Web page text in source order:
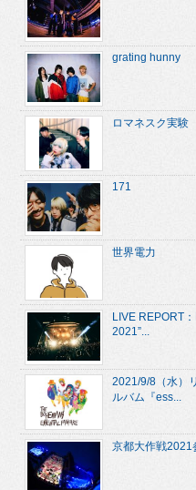
grating hunny
ロマネスク実験
171
世界電力
LIVE REPORT
2021”...
2021/9/8（水）
ルバム『ess...
京都大作戦2021